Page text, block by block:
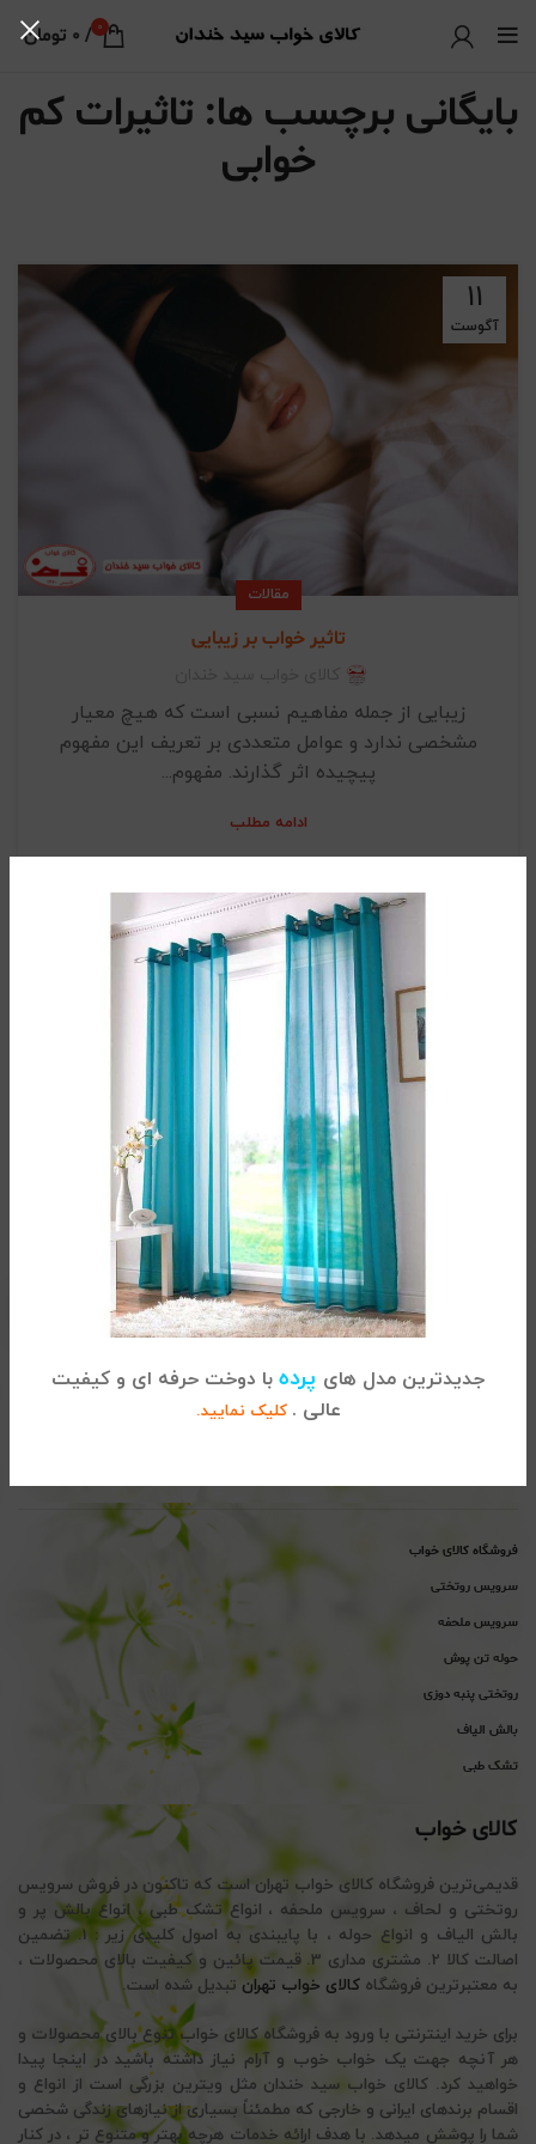
جدیدترین مدل های پرده با دوخت حرفه ای و کیفیت
عالی . کلیک نمایید.
0
/
0 تومان
بایگانی برچسب ها: تاثیرات کم
خوابی
11
آگوست
مقالات
تاثیر خواب بر زیبایی
زیبایی از جمله مفاهیم نسبی است که هیچ معیار
مشخصی ندارد و عوامل متعددی بر تعریف این مفهوم
پیچیده اثر گذارند. مفهوم...
ادامه مطلب
تماس با کالای خواب
خواجه عبداله انصاری ، پلاک 915
02122864681
فروشگاه کالای خواب
سرویس روتختی
سرویس ملحفه
حوله تن پوش
روتختی پنبه دوزی
بالش الیاف
تشک طبی
کالای خواب
قدیمی‌ترین فروشگاه کالای خواب تهران است که تاکنون در فروش سرویس
روتختی و لحاف ، سرویس ملحفه ، انواع تشک طبی ، انواع بالش پر و
بالش الیاف و انواع حوله ، با پایبندی به اصول کلیدی زیر : 1. تضمین
اصالت کالا 2. مشتری مداری 3. قیمت پائین و کیفیت بالای محصولات ،
به معتبرترین فروشگاه کالای خواب تهران تبدیل شده است.
برای خرید اینترنتی با ورود به فروشگاه کالای خواب تنوع بالای محصولات و
هر آنچه جهت یک خواب خوب و آرام نیاز داشته باشید در اینجا پیدا
خواهید کرد. کالای خواب سید خندان مثل ویترین بزرگی است از انواع و
اقسام برندهای ایرانی و خارجی که مطمئناً بسیاری از نیازهای زندگی شخصی
شما را پوشش میدهد. با هدف ارائه خدمات هرچه بهتر و متنوع تر ، در کنار